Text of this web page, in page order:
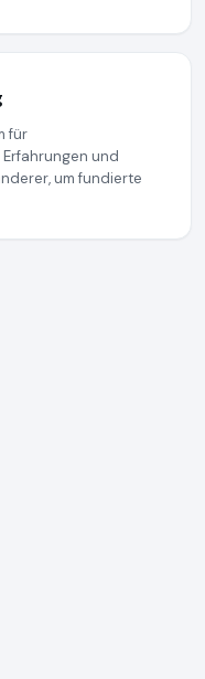
für
und
um fundierte